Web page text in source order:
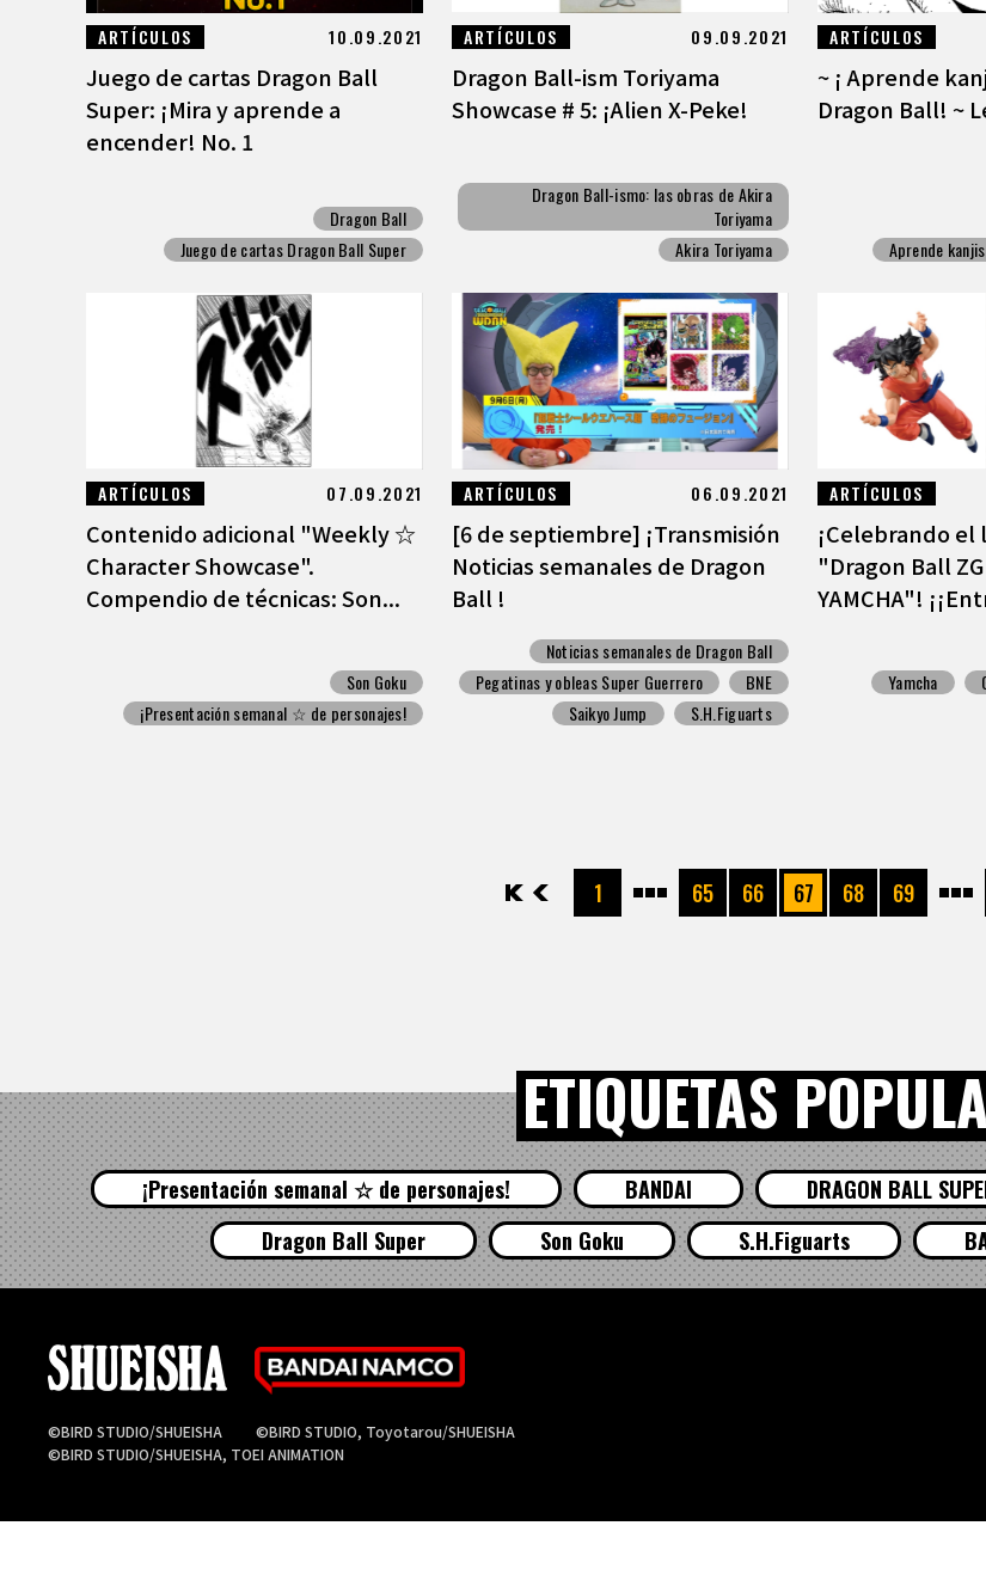
ARTÍCULOS 10.09.2021
Juego de cartas Dragon Ball
Super: ¡Mira y aprende a
encender! No. 1
Dragon Ball
Juego de cartas Dragon Ball Super
ARTÍCULOS 09.09.2021
Dragon Ball-ism Toriyama
Showcase # 5: ¡Alien X-Peke!
Dragon Ball-ismo: las obras de Akira
Toriyama
Akira Toriyama
ARTÍCULOS
~ ¡ Aprende
Dragon Ball! ~
Aprende
ARTÍCULOS 07.09.2021
Contenido adicional "Weekly ☆
Character Showcase".
Compendio de técnicas: Son...
Son Goku
¡Presentación semanal ☆ de personajes!
ARTÍCULOS 06.09.2021
[6 de septiembre] ¡Transmisión
Noticias semanales de Dragon
Ball !
Noticias semanales de Dragon Ball
Pegatinas y obleas Super Guerrero
BNE
Saikyo Jump
S.H.Figuarts
ARTÍCULOS
¡Celebrando
"Dragon Ball
YAMCHA"!
Yamcha
先頭 1 65 66 67 68 69
ETIQUETAS
¡Presentación semanal ☆ de personajes! BANDAI DRAGON BALL
Dragon Ball Super
Son Goku S.H.Figuarts
©BIRD STUDIO/SHUEISHA
©BIRD STUDIO, Toyotarou/SHUEISHA
©BIRD STUDIO/SHUEISHA, TOEI ANIMATION